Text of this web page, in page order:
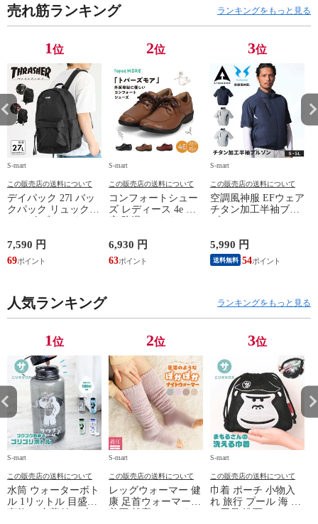
歩きやすい 調節
できる かわいい
ドア キャンプ 春
夏 黒 ブラック
ベージュ カーキ
GERRY 5516
歩きやすい 調節
できる かわいい
ドア キャンプ 春
夏 黒 ブラック
ベージュ カーキ
GERRY 5516
歩きやすい 調節
できる かわいい
ドア キャンプ 春
夏 黒 ブラック
ベージュ カーキ
GERRY 5516
売れ筋ランキング ランキングをもっと見る
1位
S-mart
この販売店の送料について
デイパック 27l バッ
クパック リュック
サイズ ブランド ロ
鞄 機内持ち込み 夏
スラッシャー
THRASHER r1929
7,590 円
69
2位
S-mart
この販売店の送料について
コンフォートシュー
ズ レディース 4e 幅
広 防滑 サイドファ
シューズ 黒 トパー
ズ モア 靴 カジュア
ルシューズ 外反母趾
TOPAZ 1410
6,930 円
63
3位
S-mart
この販売店の送料について
空調風神服 EFウェア
チタン加工半袖ブル
ゾン ベスト ファン
ジャケット 遮熱 作
業服 作業着 上着 ア
タックベース KF100
5,990 円
送料無料 54
人気ランキング ランキングをもっと見る
1位
S-mart
この販売店の送料について
水筒 ウォーターボト
ル 1リットル 目盛り
直飲み 中蓋付き 大
2位
S-mart
この販売店の送料について
レッグウォーマー 健
康 足首ウォーマー
着圧 就寝 おしゃれ
3位
S-mart
この販売店の送料について
巾着 ポーチ 小物入
れ 旅行 プール 海 バ
ス用品 洗面セット